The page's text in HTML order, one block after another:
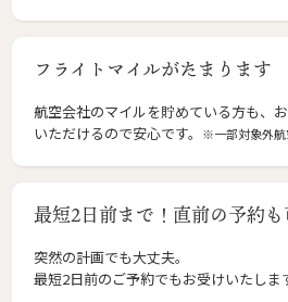
フライトマイルがたまります
航空会社のマイルを貯めている方も、
いただけるので安心です。
※一部対象外航
最短2日前まで！直前の予約
突然の計画でも大丈夫。
最短2日前のご予約でもお受けいたしま